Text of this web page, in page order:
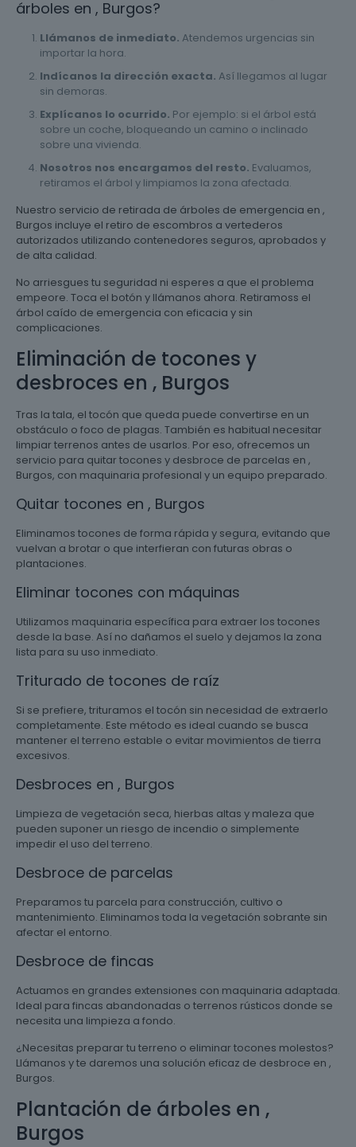
árboles en , Burgos?
Llámanos de inmediato. Atendemos urgencias sin
importar la hora.
Indícanos la dirección exacta. Así llegamos al lugar
sin demoras.
Explícanos lo ocurrido. Por ejemplo: si el árbol está
sobre un coche, bloqueando un camino o inclinado
sobre una vivienda.
Nosotros nos encargamos del resto. Evaluamos,
retiramos el árbol y limpiamos la zona afectada.
Nuestro servicio de retirada de árboles de emergencia en ,
Burgos incluye el retiro de escombros a vertederos
autorizados utilizando contenedores seguros, aprobados y
de alta calidad.
No arriesgues tu seguridad ni esperes a que el problema
empeore. Toca el botón y llámanos ahora. Retiramoss el
árbol caído de emergencia con eficacia y sin
complicaciones.
Eliminación de tocones y
desbroces en , Burgos
Tras la tala, el tocón que queda puede convertirse en un
obstáculo o foco de plagas. También es habitual necesitar
limpiar terrenos antes de usarlos. Por eso, ofrecemos un
servicio para quitar tocones y desbroce de parcelas en ,
Burgos, con maquinaria profesional y un equipo preparado.
Quitar tocones en , Burgos
Eliminamos tocones de forma rápida y segura, evitando que
vuelvan a brotar o que interfieran con futuras obras o
plantaciones.
Eliminar tocones con máquinas
Utilizamos maquinaria específica para extraer los tocones
desde la base. Así no dañamos el suelo y dejamos la zona
lista para su uso inmediato.
Triturado de tocones de raíz
Si se prefiere, trituramos el tocón sin necesidad de extraerlo
completamente. Este método es ideal cuando se busca
mantener el terreno estable o evitar movimientos de tierra
excesivos.
Desbroces en , Burgos
Limpieza de vegetación seca, hierbas altas y maleza que
pueden suponer un riesgo de incendio o simplemente
impedir el uso del terreno.
Desbroce de parcelas
Preparamos tu parcela para construcción, cultivo o
mantenimiento. Eliminamos toda la vegetación sobrante sin
afectar el entorno.
Desbroce de fincas
Actuamos en grandes extensiones con maquinaria adaptada.
Ideal para fincas abandonadas o terrenos rústicos donde se
necesita una limpieza a fondo.
¿Necesitas preparar tu terreno o eliminar tocones molestos?
Llámanos y te daremos una solución eficaz de desbroce en ,
Burgos.
Plantación de árboles en ,
Burgos